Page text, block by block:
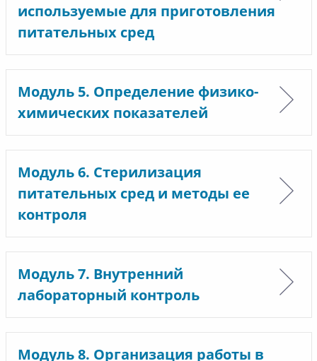
используемые для приготовления
питательных сред
Модуль 5. Определение физико-
химических показателей
Модуль 6. Стерилизация
питательных сред и методы ее
контроля
Модуль 7. Внутренний
лабораторный контроль
Модуль 8. Организация работы в